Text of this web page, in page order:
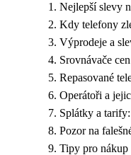
Nejlepší slevy
Kdy telefony
Výprodeje a
Srovnávače
Repasované
Operátoři a
Splátky a
Pozor na
Tipy pro nákup